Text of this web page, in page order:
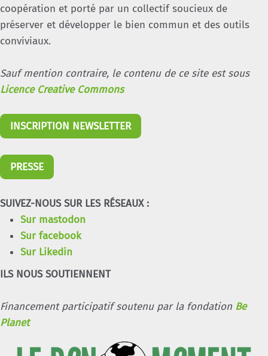
coopération et porté par un collectif soucieux de
préserver et développer le bien commun et des outils
conviviaux.
Sauf mention contraire, le contenu de ce site est sous
Licence Creative Commons
INSCRIPTION NEWSLETTER
PRESSE
SUIVEZ-NOUS SUR LES RÉSEAUX :
Sur mastodon
Sur facebook
Sur Likedin
ILS NOUS SOUTIENNENT
Financement participatif soutenu par la fondation Be
Planet